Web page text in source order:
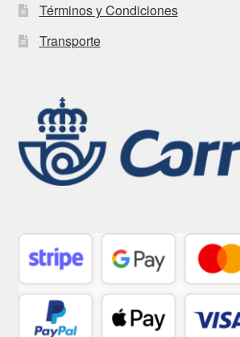
Términos y Condiciones
Transporte